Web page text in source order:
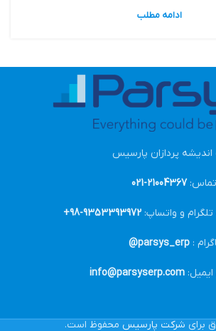
ادامه مطلب
پردازان پارسیس
تماس:21004367-021
و واتساپ: 9353393972-98+
:
parsys_erp@
info@parsyserp.com
برای شرکت پارسیس محفوظ است.